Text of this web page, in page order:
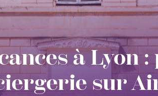
à Lyon
sur